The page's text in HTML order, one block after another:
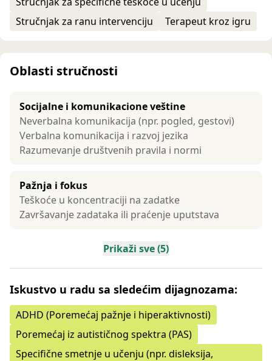
Stručnjak za ranu intervenciju
Terapeut kroz igru
Oblasti stručnosti
Socijalne i komunikacione veštine
Neverbalna komunikacija (npr. pogled, gestovi)
Verbalna komunikacija i razvoj jezika
Razumevanje društvenih pravila i normi
Pažnja i fokus
Teškoće u koncentraciji na zadatke
Završavanje zadataka ili praćenje uputstava
Prikaži sve (5)
Iskustvo u radu sa sledećim dijagnozama:
ADHD (Poremećaj pažnje i hiperaktivnosti)
Poremećaj iz autističnog spektra (PAS)
Specifične smetnje u učenju (npr. disleksija,